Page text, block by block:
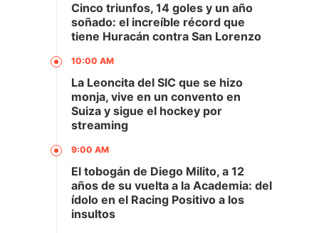
Cinco triunfos, 14 goles y un año
soñado: el increíble récord que
tiene Huracán contra San Lorenzo
10:00 AM
La Leoncita del SIC que se hizo
monja, vive en un convento en
Suiza y sigue el hockey por
streaming
9:00 AM
El tobogán de Diego Milito, a 12
años de su vuelta a la Academia: del
ídolo en el Racing Positivo a los
insultos